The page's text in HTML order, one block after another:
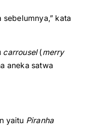
kata
carrousel(merry
aneka satwa
yaitu Piranha